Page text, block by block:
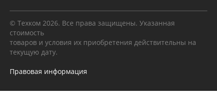
© Техком 2026. Все права защищены. Указанная
стоимость
товаров и условия их приобретения действительны на
текущую дату.
Правовая информация